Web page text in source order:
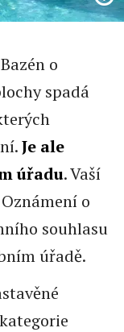
o
spadá
Je ale
úřadu. Vaší
o
souhlasu
úřadě.